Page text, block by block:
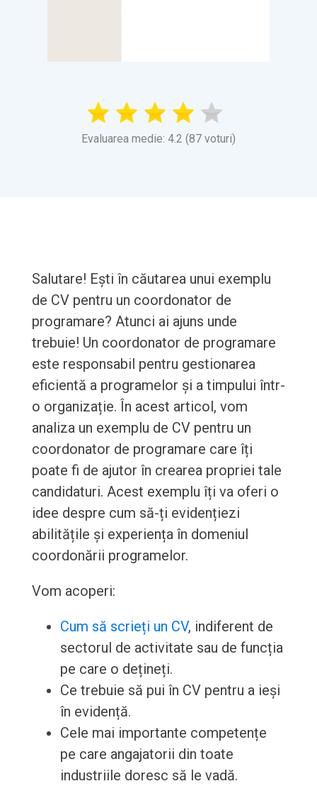
Evaluarea medie: 4.2 (87 voturi)
Salutare! Ești în căutarea unui exemplu
de CV pentru un coordonator de
programare? Atunci ai ajuns unde
trebuie! Un coordonator de programare
este responsabil pentru gestionarea
eficientă a programelor și a timpului într-
o organizație. În acest articol, vom
analiza un exemplu de CV pentru un
coordonator de programare care îți
poate fi de ajutor în crearea propriei tale
candidaturi. Acest exemplu îți va oferi o
idee despre cum să-ți evidențiezi
abilitățile și experiența în domeniul
coordonării programelor.
Vom acoperi:
Cum să scrieți un CV, indiferent de
sectorul de activitate sau de funcția
pe care o dețineți.
Ce trebuie să pui în CV pentru a ieși
în evidență.
Cele mai importante competențe
pe care angajatorii din toate
industriile doresc să le vadă.